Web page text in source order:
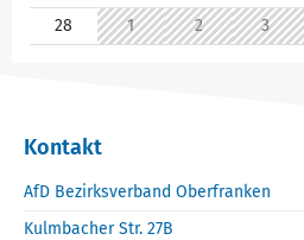
28
1 2 3
Kontakt
AfD Bezirksverband Oberfranken
Kulmbacher Str. 27B